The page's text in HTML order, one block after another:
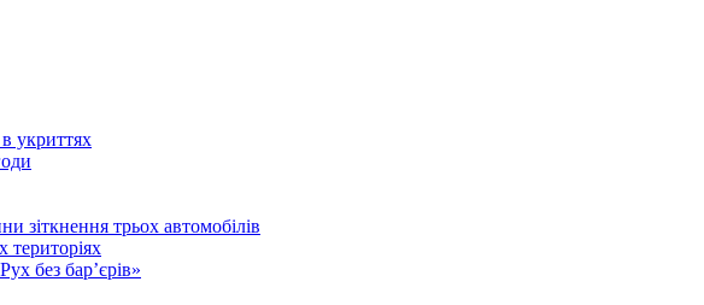
укриттях
зіткнення трьох автомобілів
без бар’єрів»